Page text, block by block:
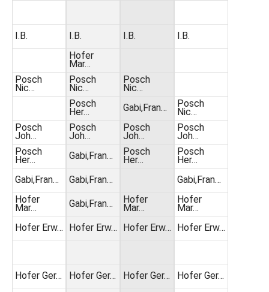
I.B.
Posch
Nic…
Posch
Joh…
Posch
Her…
Gabi,Fran…
Hofer
Mar…
Hofer Erw…
Hofer Ger…
I.B.
Hofer
Mar…
Posch
Nic…
Posch
Her…
Posch
Joh…
Gabi,Fran…
Gabi,Fran…
Gabi,Fran…
Hofer Erw…
Hofer Ger…
I.B.
Posch
Nic…
Gabi,Fran…
Posch
Joh…
Posch
Her…
Hofer
Mar…
Hofer Erw…
Hofer Ger…
I.B.
Posch
Nic…
Posch
Joh…
Posch
Her…
Gabi,Fran…
Hofer
Mar…
Hofer Erw…
Hofer Ger…